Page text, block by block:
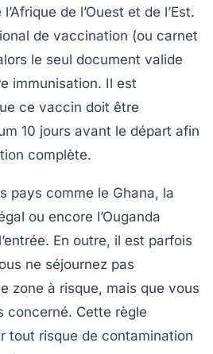
de l’Ouest et de l’Est.
de vaccination (ou carnet
le seul document valide
immunisation. Il est
ce vaccin doit être
10 jours avant le départ afin
complète.
pays comme le Ghana, la
ou encore l’Ouganda
En outre, il est parfois
ne séjournez pas
zone à risque, mais que vous
concerné. Cette règle
tout risque de contamination